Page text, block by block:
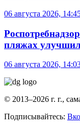
06 августа 2026,
пляжах
06 августа 2026,
© 2013–2026 г. г.,
Подписывайтесь: